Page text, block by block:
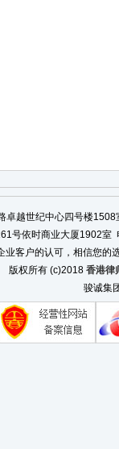
卓越世纪中心四号楼
号依时商业大厦1902
业客户的认可，相信您
版权所有 (c)2018 香港律
骏诚集